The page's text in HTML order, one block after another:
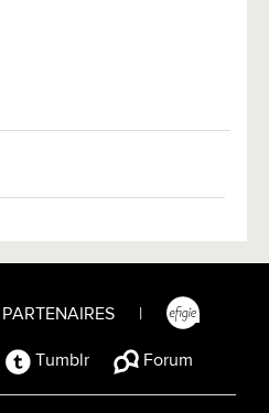
PARTENAIRES |
Tumblr Forum